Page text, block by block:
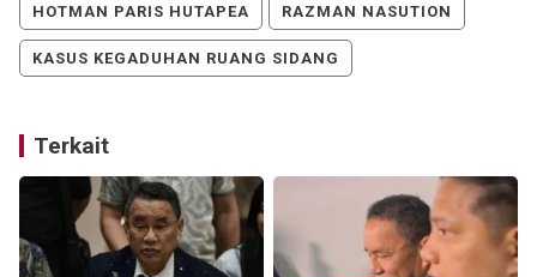
HOTMAN PARIS HUTAPEA RAZMAN NASUTION
KASUS KEGADUHAN RUANG SIDANG
Terkait